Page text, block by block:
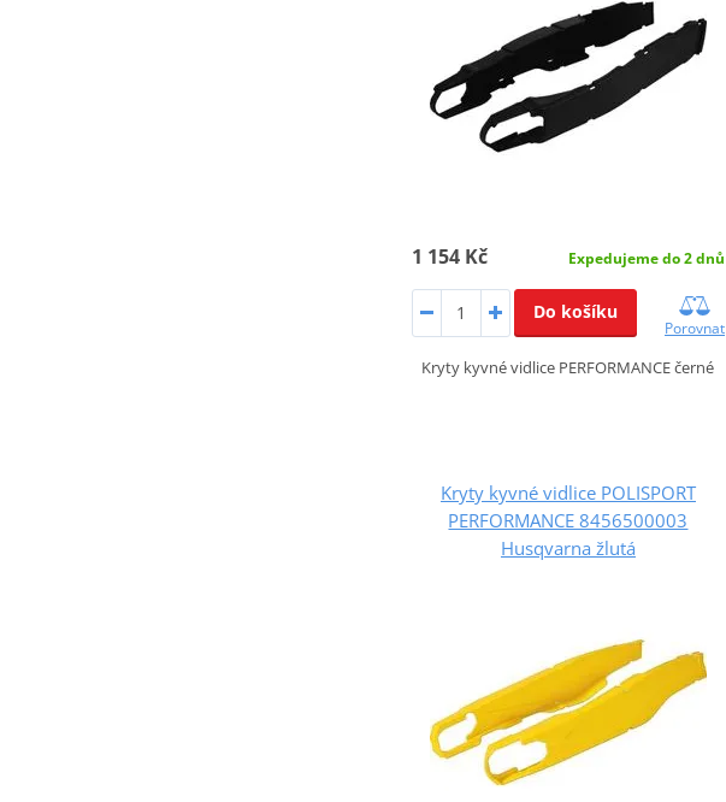
1 154 Kč Expedujeme do 2 dnů
Do košíku
Porovnat
Kryty kyvné vidlice PERFORMANCE černé
Kryty kyvné vidlice POLISPORT
PERFORMANCE 8456500003
Husqvarna žlutá